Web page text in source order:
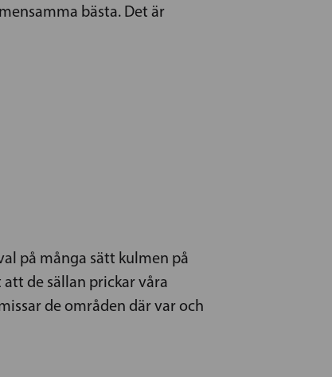
bästa. Det är
på många sätt kulmen på
de sällan prickar våra
de områden där var och